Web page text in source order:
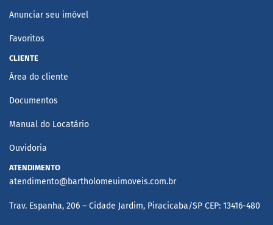
Anunciar seu imóvel
Favoritos
CLIENTE
Área do cliente
Documentos
Manual do Locatário
Ouvidoria
ATENDIMENTO
atendimento@bartholomeuimoveis.com.br
Trav. Espanha, 206 – Cidade Jardim, Piracicaba/SP CEP: 13416-480